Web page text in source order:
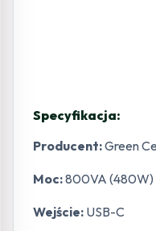
Specyfikacja:
Producent:Green
Moc:800VA (480W)
Wejście: USB-C